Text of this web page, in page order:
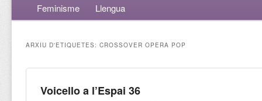
Feminisme
Llengua
ARXIU D'ETIQUETES:CROSSOVER OPERA POP
Voicello a l’Espai 36